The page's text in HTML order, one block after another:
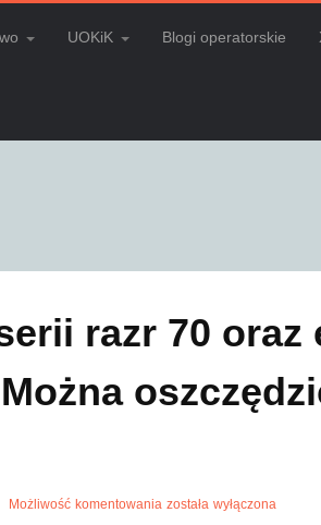
UOKiK Blogi operatorskie
razr 70 oraz
Możliwość komentowaniazostała wyłączona